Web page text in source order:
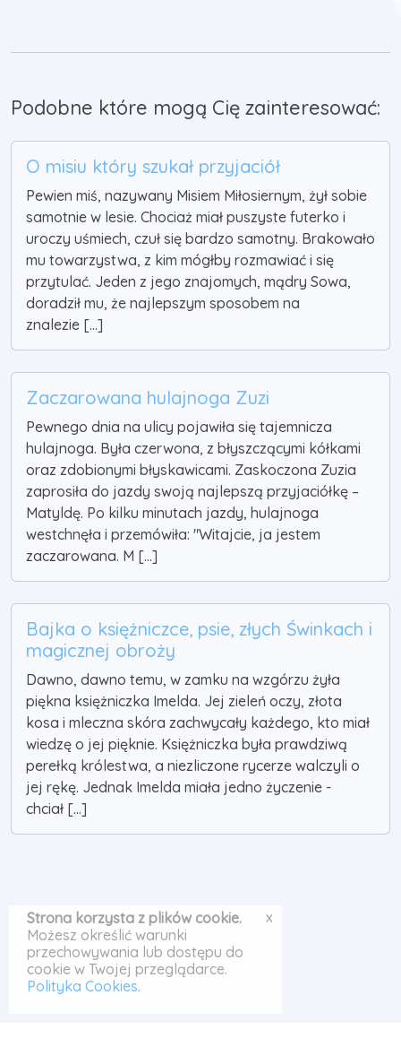
Podobne które mogą Cię zainteresować:
O misiu który szukał przyjaciół
Pewien miś, nazywany Misiem Miłosiernym, żył sobie
samotnie w lesie. Chociaż miał puszyste futerko i
uroczy uśmiech, czuł się bardzo samotny. Brakowało
mu towarzystwa, z kim mógłby rozmawiać i się
przytulać. Jeden z jego znajomych, mądry Sowa,
doradził mu, że najlepszym sposobem na
znalezie [...]
Zaczarowana hulajnoga Zuzi
Pewnego dnia na ulicy pojawiła się tajemnicza
hulajnoga. Była czerwona, z błyszczącymi kółkami
oraz zdobionymi błyskawicami. Zaskoczona Zuzia
zaprosiła do jazdy swoją najlepszą przyjaciółkę –
Matyldę. Po kilku minutach jazdy, hulajnoga
westchnęła i przemówiła: "Witajcie, ja jestem
zaczarowana. M [...]
Bajka o księżniczce, psie, złych Świnkach i
magicznej obroży
Dawno, dawno temu, w zamku na wzgórzu żyła
piękna księżniczka Imelda. Jej zieleń oczy, złota
kosa i mleczna skóra zachwycały każdego, kto miał
wiedzę o jej pięknie. Księżniczka była prawdziwą
perełką królestwa, a niezliczone rycerze walczyli o
jej rękę. Jednak Imelda miała jedno życzenie -
chciał [...]
Strona korzysta z plików cookie.
Możesz określić warunki
przechowywania lub dostępu do
cookie w Twojej przeglądarce.
Polityka Cookies.
x